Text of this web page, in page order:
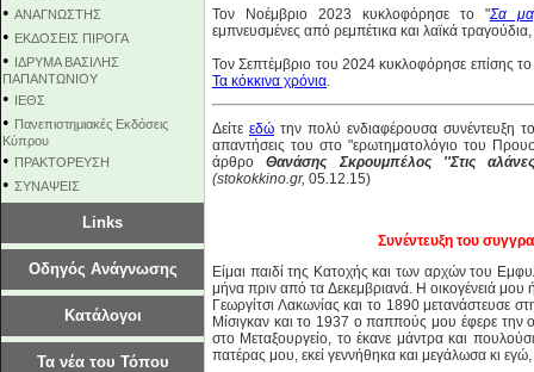
• ΑΝΑΓΝΩΣΤΗΣ
• ΕΚΔΟΣΕΙΣ ΠΙΡΟΓΑ
• ΙΔΡΥΜΑ ΒΑΣΙΛΗΣ
ΠΑΠΑΝΤΩΝΙΟΥ
• ΙΕΘΣ
• Πανεπιστημιακές Εκδόσεις
Κύπρου
• ΠΡΑΚΤΟΡΕΥΣΗ
• ΣΥΝΑΨΕΙΣ
Links
Οδηγός Ανάγνωσης
Κατάλογοι
Τα νέα του Τόπου
Τον Νοέμβριο 2023 κυκλοφόρησε το "Σα
εμπνευσμένες από ρεμπέτικα και λαϊκά
Τον Σεπτέμβριο του 2024 κυκλοφόρησε επίσης το
Τα κόκκινα χρόνια.
Δείτε εδώ την πολύ ενδιαφέρουσα
απαντήσεις του στο "ερωτηματολόγιο του
άρθροΘανάσης Σκρουμπέλος ''Στις
(stokokkino.gr, 05.12.15)
Συνέντευξη του
Είμαι παιδί της Κατοχής και των αρχών του
μήνα πριν από τα Δεκεμβριανά. Η οικογένειά
Γεωργίτσι Λακωνίας και το 1890 μετανάστευσε
Μίσιγκαν και το 1937 ο παππούς μου έφερε την
στο Μεταξουργείο, το έκανε μάντρα και
πατέρας μου, εκεί γεννήθηκα και μεγάλωσα κι